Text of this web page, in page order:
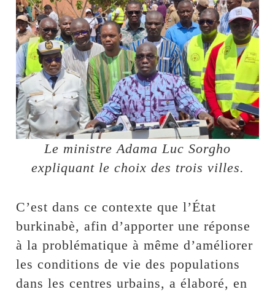
Le ministre Adama Luc Sorgho
expliquant le choix des trois villes.
C’est dans ce contexte que l’État
burkinabè, afin d’apporter une réponse
à la problématique à même d’améliorer
les conditions de vie des populations
dans les centres urbains, a élaboré, en